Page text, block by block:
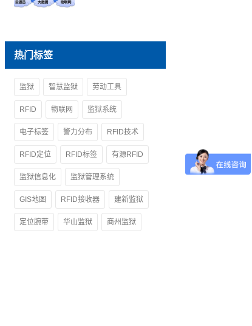
热门标签
监狱 智慧监狱 劳动工具
RFID 物联网 监狱系统
电子标签 警力分布 RFID技术
RFID定位 RFID标签 有源RFID
监狱信息化 监狱管理系统
GIS地图 RFID接收器 建新监狱
定位腕带 华山监狱 商州监狱